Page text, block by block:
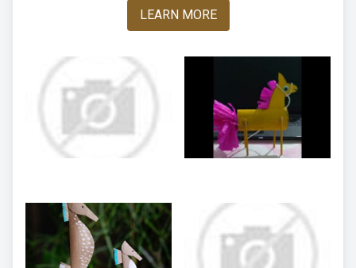
LEARN MORE